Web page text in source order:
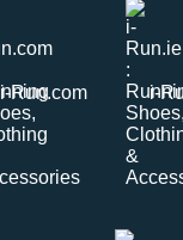
i-Run.com i-